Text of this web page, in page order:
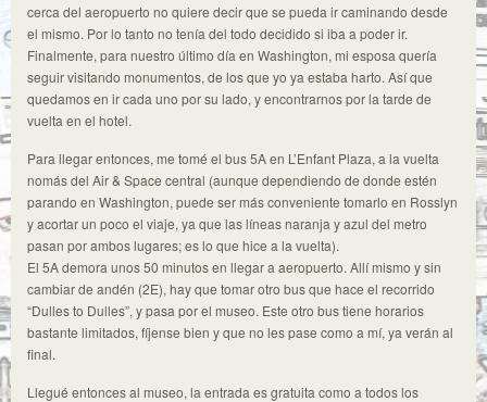
cerca del aeropuerto no quiere decir que se pueda ir caminando desde
el mismo. Por lo tanto no tenía del todo decidido si iba a poder ir.
Finalmente, para nuestro último día en Washington, mi esposa quería
seguir visitando monumentos, de los que yo ya estaba harto. Así que
quedamos en ir cada uno por su lado, y encontrarnos por la tarde de
vuelta en el hotel.
Para llegar entonces, me tomé el bus 5A en L’Enfant Plaza, a la vuelta
nomás del Air & Space central (aunque dependiendo de donde estén
parando en Washington, puede ser más conveniente tomarlo en Rosslyn
y acortar un poco el viaje, ya que las líneas naranja y azul del metro
pasan por ambos lugares; es lo que hice a la vuelta).
El 5A demora unos 50 minutos en llegar a aeropuerto. Allí mismo y sin
cambiar de andén (2E), hay que tomar otro bus que hace el recorrido
“Dulles to Dulles”, y pasa por el museo. Este otro bus tiene horarios
bastante limitados, fíjense bien y que no les pase como a mí, ya verán al
final.
Llegué entonces al museo, la entrada es gratuita como a todos los